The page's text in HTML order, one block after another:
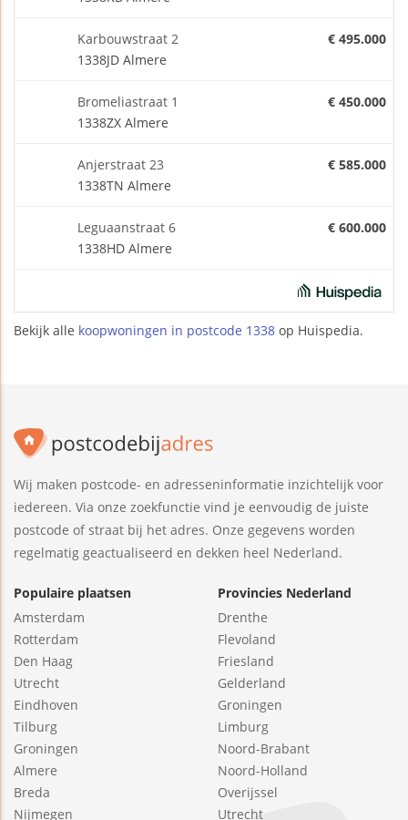
Karbouwstraat 2
1338JD Almere
€ 495.000
Bromeliastraat 1
1338ZX Almere
€ 450.000
Anjerstraat 23
1338TN Almere
€ 585.000
Leguaanstraat 6
1338HD Almere
€ 600.000
Bekijk alle koopwoningen in postcode 1338 op Huispedia.
Wij maken postcode- en adresseninformatie inzichtelijk voor
iedereen. Via onze zoekfunctie vind je eenvoudig de juiste
postcode of straat bij het adres. Onze gegevens worden
regelmatig geactualiseerd en dekken heel Nederland.
Populaire plaatsen
Amsterdam
Rotterdam
Den Haag
Utrecht
Eindhoven
Tilburg
Groningen
Almere
Breda
Nijmegen
Provincies Nederland
Drenthe
Flevoland
Friesland
Gelderland
Groningen
Limburg
Noord-Brabant
Noord-Holland
Overijssel
Utrecht